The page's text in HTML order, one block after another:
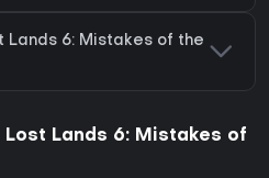
Lands 6: Mistakes of the
Lands 6: Mistakes of